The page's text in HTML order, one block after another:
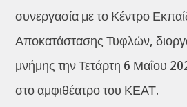
συνεργασία με το Κέντρο
Αποκατάστασης Τυφλών,
μνήμης την Τετάρτη 6 Μαΐου
στο αμφιθέατρο του ΚΕΑΤ.